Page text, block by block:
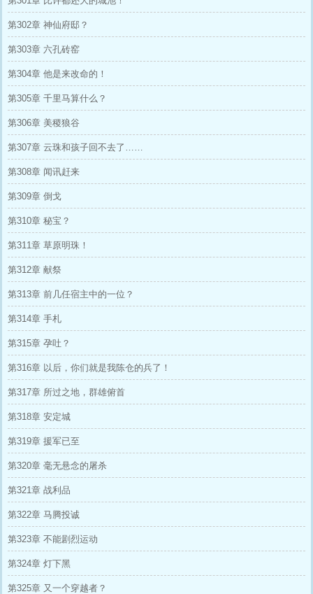
第302章 神仙府邸？
第303章 六孔砖窑
第304章 他是来改命的！
第305章 千里马算什么？
第306章 美稷狼谷
第307章 云珠和孩子回不去了……
第308章 闻讯赶来
第309章 倒戈
第310章 秘宝？
第311章 草原明珠！
第312章 献祭
第313章 前几任宿主中的一位？
第314章 手札
第315章 孕吐？
第316章 以后，你们就是我陈仓的兵了！
第317章 所过之地，群雄俯首
第318章 安定城
第319章 援军已至
第320章 毫无悬念的屠杀
第321章 战利品
第322章 马腾投诚
第323章 不能剧烈运动
第324章 灯下黑
第325章 又一个穿越者？